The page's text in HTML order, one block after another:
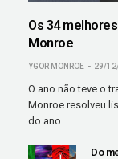
Os 34
Monroe
YGOR MONROE 29/
O ano não teve o
Monroe resolveu
do ano.
Do